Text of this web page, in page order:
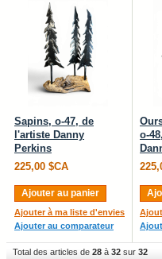
Sapins, o-47, de
l'artiste Danny
Perkins
225,00 $CA
Ajouter au panier
Ajouter à ma liste d'envies
Ajouter au comparateur
o-
Total des articles de 28 à 32 sur 32